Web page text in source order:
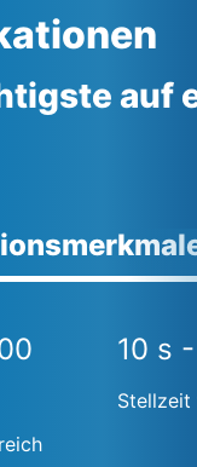
auf
10 s
Stellzeit